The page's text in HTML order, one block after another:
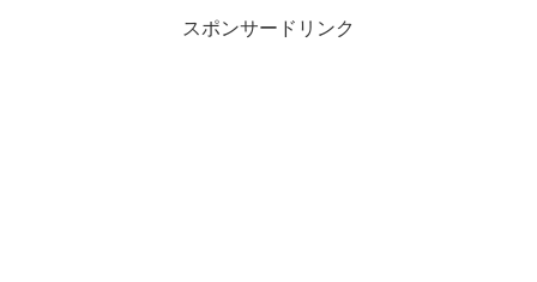
スポンサードリンク